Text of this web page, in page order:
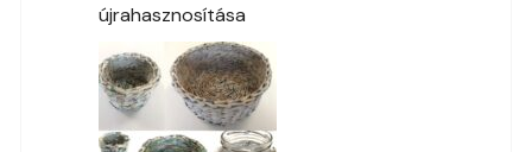
újrahasznosítása